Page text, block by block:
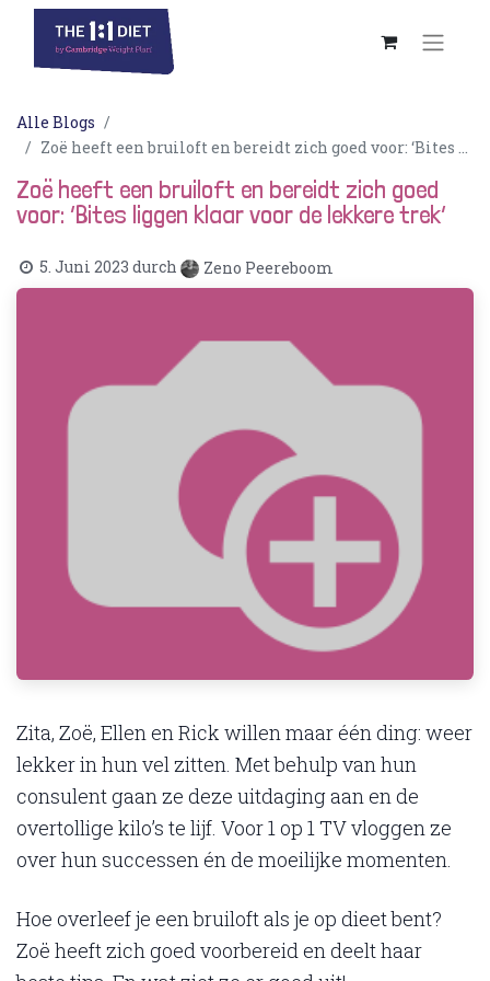
Alle Blogs
Zoë heeft een bruiloft en bereidt zich goed voor: ‘Bites liggen klaar voor de lekkere trek’
Zoë heeft een bruiloft en bereidt zich goed
voor: ‘Bites liggen klaar voor de lekkere trek’
5. Juni 2023 durch Zeno Peereboom
Zita, Zoë, Ellen en Rick willen maar één ding: weer
lekker in hun vel zitten. Met behulp van hun
consulent gaan ze deze uitdaging aan en de
overtollige kilo’s te lijf. Voor 1 op 1 TV vloggen ze
over hun successen én de moeilijke momenten.
Hoe overleef je een bruiloft als je op dieet bent?
Zoë heeft zich goed voorbereid en deelt haar